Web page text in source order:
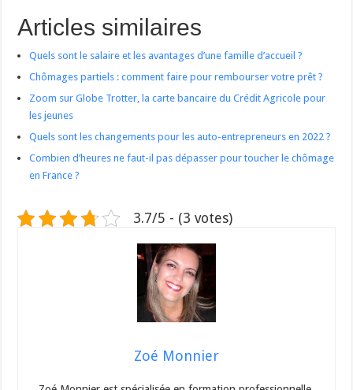
Articles similaires
Quels sont le salaire et les avantages d’une famille d’accueil ?
Chômages partiels : comment faire pour rembourser votre prêt ?
Zoom sur Globe Trotter, la carte bancaire du Crédit Agricole pour
les jeunes
Quels sont les changements pour les auto-entrepreneurs en 2022 ?
Combien d’heures ne faut-il pas dépasser pour toucher le chômage
en France ?
3.7/5 - (3 votes)
Zoé Monnier